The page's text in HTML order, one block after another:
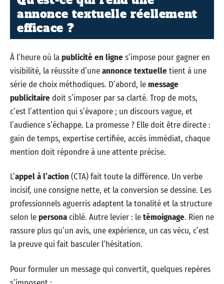
annonce textuelle réellement
efficace ?
À l’heure où lapublicité en lignes’impose pour gagner en
visibilité, la réussite d’uneannonce textuelletient à une
série de choix méthodiques. D’abord, lemessage
publicitairedoit s’imposer par sa clarté. Trop de mots,
c’est l’attention qui s’évapore ; un discours vague, et
l’audience s’échappe. La promesse ? Elle doit être directe :
gain de temps, expertise certifiée, accès immédiat, chaque
mention doit répondre à une attente précise.
L’appel à l’action (CTA) fait toute la différence. Un verbe
incisif, une consigne nette, et la conversion se dessine. Les
professionnels aguerris adaptent la tonalité et la structure
selon lepersonaciblé. Autre levier : letémoignage. Rien ne
rassure plus qu’un avis, une expérience, un cas vécu, c’est
la preuve qui fait basculer l’hésitation.
Pour formuler un message qui convertit, quelques repères